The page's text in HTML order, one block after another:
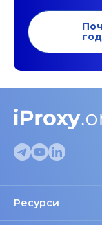
Ресурси
Перевірка